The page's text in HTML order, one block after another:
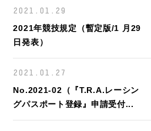
2021.01.29
2021年競技規定（暫定版/1 月29
日発表）
2021.01.27
No.2021-02（『T.R.A.レーシン
グパスポート登録』申請受付...